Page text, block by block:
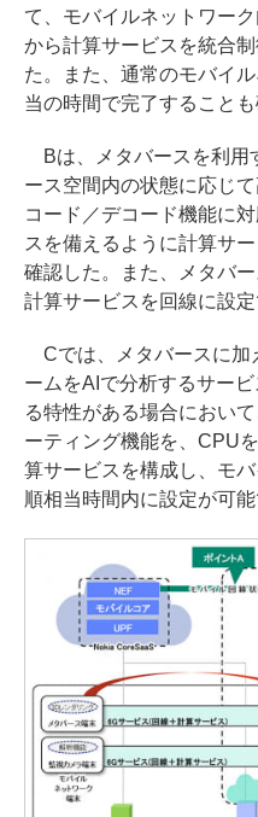
て、モバイルネットワー
から計算サービスを統合
た。また、通常のモバイ
当の時間で完了することも
Bは、メタバースを利用
ース空間内の状態に応じ
コード／デコード機能に
スを備えるように計算サ
確認した。また、メタバ
計算サービスを回線に設
Cでは、メタバースに加
ームをAIで分析するサー
る特性がある場合におい
ーティング機能を、CPU
算サービスを構成し、モ
順相当時間内に設定が可